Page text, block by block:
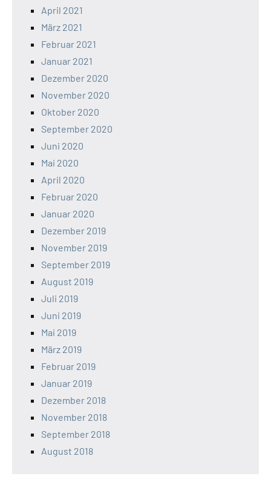
April 2021
März 2021
Februar 2021
Januar 2021
Dezember 2020
November 2020
Oktober 2020
September 2020
Juni 2020
Mai 2020
April 2020
Februar 2020
Januar 2020
Dezember 2019
November 2019
September 2019
August 2019
Juli 2019
Juni 2019
Mai 2019
März 2019
Februar 2019
Januar 2019
Dezember 2018
November 2018
September 2018
August 2018